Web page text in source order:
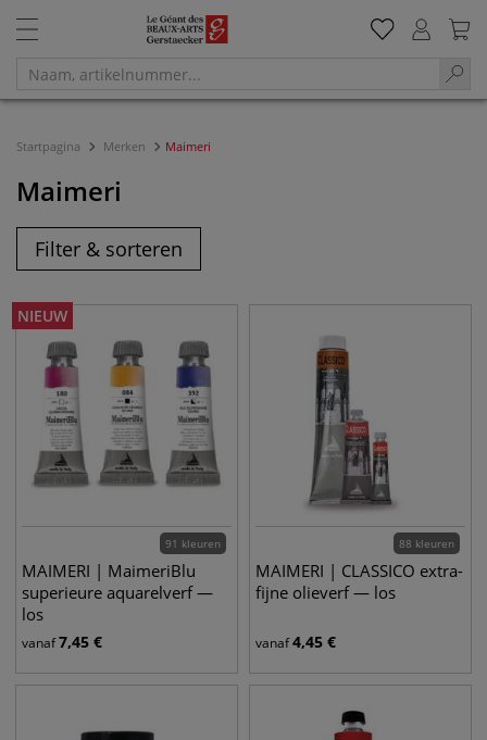
Startpagina Merken Maimeri
Maimeri
Filter & sorteren
NIEUW
91 kleuren
MAIMERI | MaimeriBlu
superieure aquarelverf —
los
vanaf7,45 €
88 kleuren
MAIMERI | CLASSICO extra-
fijne olieverf — los
vanaf4,45 €